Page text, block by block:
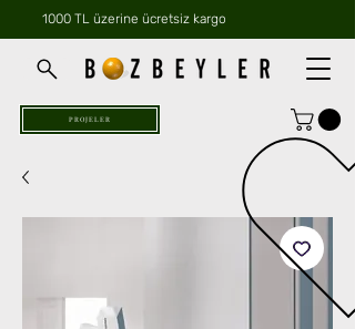
1000 TL üzerine ücretsiz kargo
PROJELER